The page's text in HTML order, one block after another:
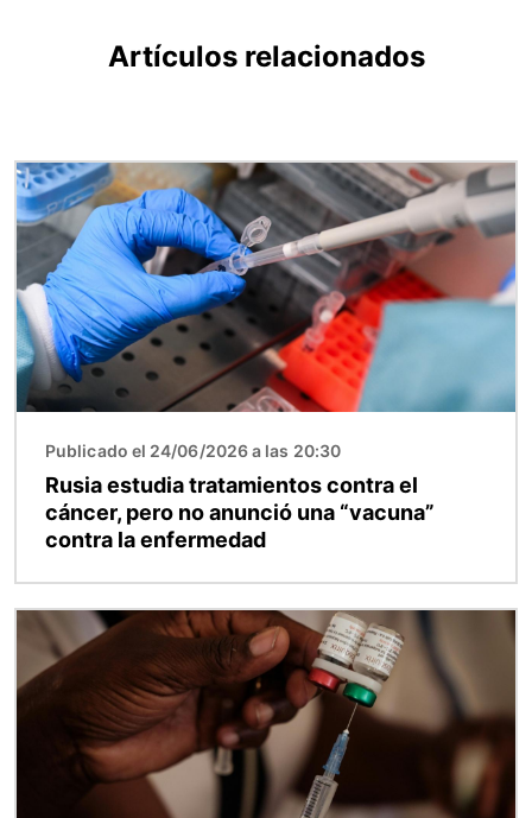
Artículos relacionados
Imagen
Publicado el 24/06/2026 a las 20:30
Rusia estudia tratamientos contra el
cáncer, pero no anunció una “vacuna”
contra la enfermedad
Imagen